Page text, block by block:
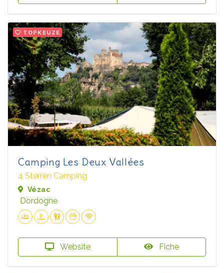
TOPKEUZE
Camping Les Deux Vallées
4 Sterren Camping
Vézac
Dordogne
Website Fiche